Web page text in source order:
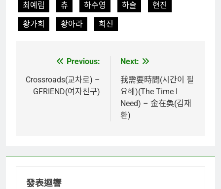
최예림
츄 하수영 하슬
현진
황가희
황아라 희진
章
Previous:
Crossroads(교차로) –
GFRIEND(여자친구)
Next:
我需要時間(시간이 필
요해)(The Time I
Need) – 金在奐(김재
환)
發表迴響